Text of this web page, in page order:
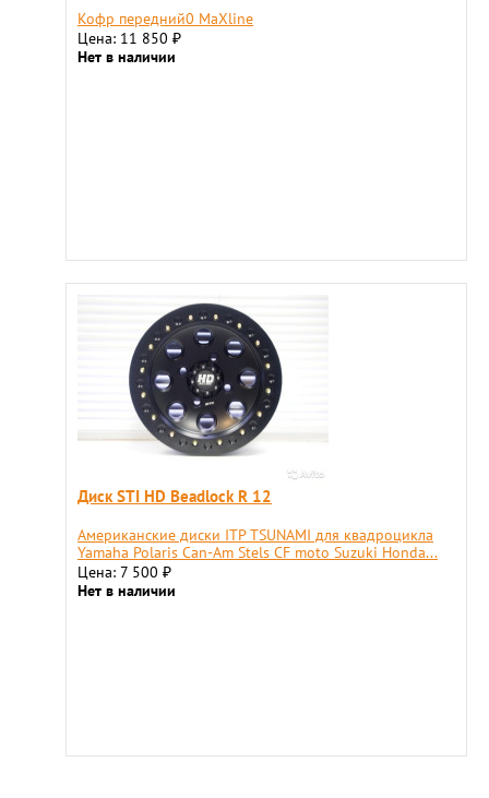
Кофр передний0 MaXline
Цена: 11 850 ₽
Нет в наличии
Диск STI HD Beadlock R 12
Американские диски ITP TSUNAMI для квадроцикла
Yamaha Polaris Can-Am Stels CF moto Suzuki Honda...
Цена: 7 500 ₽
Нет в наличии